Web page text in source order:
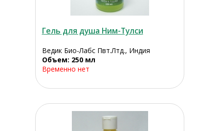
Гель для душа Ним-Тулси
Ведик Био-Лабс Пвт.Лтд., Индия
Объем: 250 мл
Временно нет